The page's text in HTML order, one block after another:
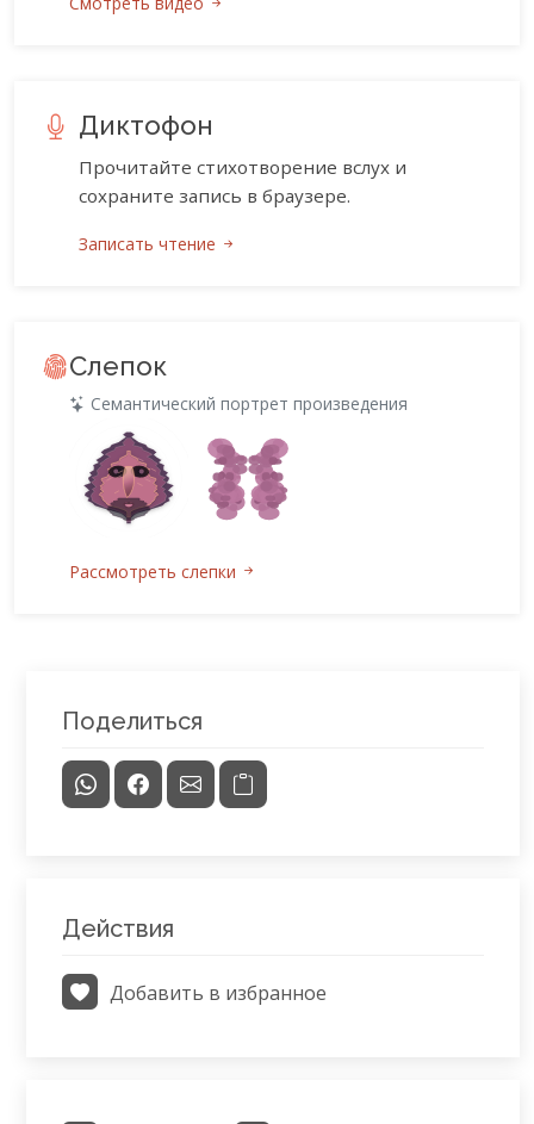
Диктофон
Прочитайте стихотворение вслух и
сохраните запись в браузере.
Записать чтение
Слепок
Семантический портрет произведения
Рассмотреть слепки
Поделиться
Действия
Добавить в избранное